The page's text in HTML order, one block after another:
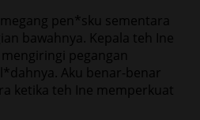
pen*sku sementara
bawahnya. Kepala teh Ine
pegangan
Aku benar-benar
ketika teh Ine memperkuat